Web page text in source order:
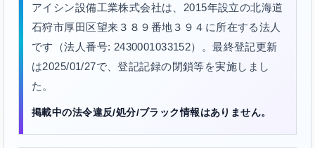
アイシン設備工業株式会社は、2015年設立の北海道
石狩市厚田区望来３８９番地３９４に所在する法人
です（法人番号: 2430001033152）。最終登記更新
は2025/01/27で、登記記録の閉鎖等を実施しまし
た。
掲載中の法令違反/処分/ブラック情報はありません。